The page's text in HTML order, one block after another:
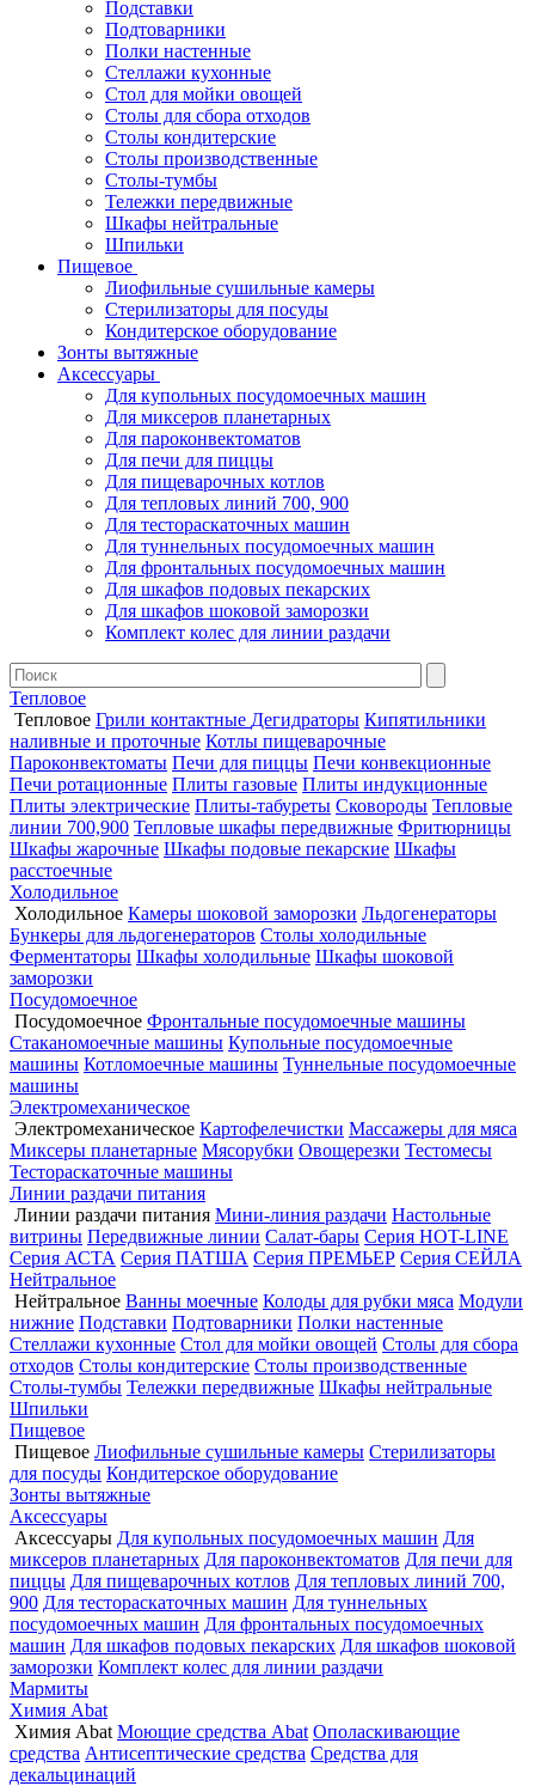
Подставки
Подтоварники
Полки настенные
Стеллажи кухонные
Стол для мойки овощей
Столы для сбора отходов
Столы кондитерские
Столы производственные
Столы-тумбы
Тележки передвижные
Шкафы нейтральные
Шпильки
Пищевое
Лиофильные сушильные камеры
Стерилизаторы для посуды
Кондитерское оборудование
Зонты вытяжные
Аксессуары
Для купольных посудомоечных машин
Для миксеров планетарных
Для пароконвектоматов
Для печи для пиццы
Для пищеварочных котлов
Для тепловых линий 700, 900
Для тестораскаточных машин
Для туннельных посудомоечных машин
Для фронтальных посудомоечных машин
Для шкафов подовых пекарских
Для шкафов шоковой заморозки
Комплект колес для линии раздачи
Тепловое
Тепловое Грили контактные Дегидраторы Кипятильники
наливные и проточные Котлы пищеварочные
Пароконвектоматы Печи для пиццы Печи конвекционные
Печи ротационные Плиты газовые Плиты индукционные
Плиты электрические Плиты-табуреты Сковороды Тепловые
линии 700,900 Тепловые шкафы передвижные Фритюрницы
Шкафы жарочные Шкафы подовые пекарские Шкафы
расстоечные
Холодильное
Холодильное Камеры шоковой заморозки Льдогенераторы
Бункеры для льдогенераторов Столы холодильные
Ферментаторы Шкафы холодильные Шкафы шоковой
заморозки
Посудомоечное
Посудомоечное Фронтальные посудомоечные машины
Стаканомоечные машины Купольные посудомоечные
машины Котломоечные машины Туннельные посудомоечные
машины
Электромеханическое
Электромеханическое Картофелечистки Массажеры для мяса
Миксеры планетарные Мясорубки Овощерезки Тестомесы
Тестораскаточные машины
Линии раздачи питания
Линии раздачи питания Мини-линия раздачи Настольные
витрины Передвижные линии Салат-бары Серия HOT-LINE
Серия АСТА Серия ПАТША Серия ПРЕМЬЕР Серия СЕЙЛА
Нейтральное
Нейтральное Ванны моечные Колоды для рубки мяса Модули
нижние Подставки Подтоварники Полки настенные
Стеллажи кухонные Стол для мойки овощей Столы для сбора
отходов Столы кондитерские Столы производственные
Столы-тумбы Тележки передвижные Шкафы нейтральные
Шпильки
Пищевое
Пищевое Лиофильные сушильные камеры Стерилизаторы
для посуды Кондитерское оборудование
Зонты вытяжные
Аксессуары
Аксессуары Для купольных посудомоечных машин Для
миксеров планетарных Для пароконвектоматов Для печи для
пиццы Для пищеварочных котлов Для тепловых линий 700,
900 Для тестораскаточных машин Для туннельных
посудомоечных машин Для фронтальных посудомоечных
машин Для шкафов подовых пекарских Для шкафов шоковой
заморозки Комплект колес для линии раздачи
Мармиты
Химия Abat
Химия Abat Моющие средства Abat Ополаскивающие
средства Антисептические средства Средства для
декальцинаций